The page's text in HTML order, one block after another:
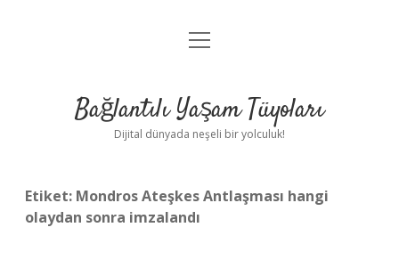
Anasayfa
Yasal Uyarı
menüyü
Bağlantılı Yaşam Tüyoları
Dijital dünyada neşeli bir yolculuk!
Etiket: Mondros Ateşkes Antlaşması hangi
olaydan sonra imzalandı